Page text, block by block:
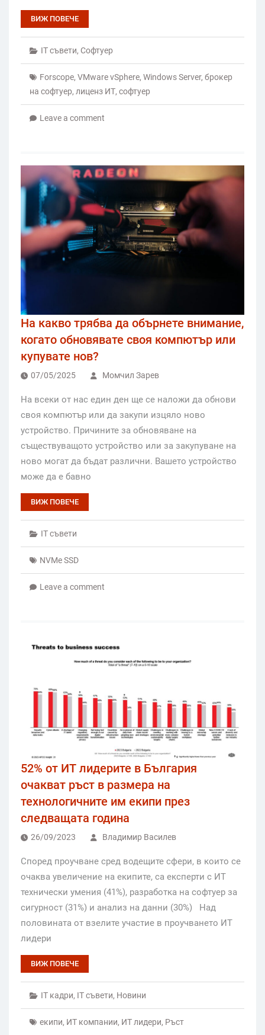
ВИЖ ПОВЕЧЕ
IT съвети, Софтуер
Forscope, VMware vSphere, Windows Server, брокер
на софтуер, лиценз ИТ, софтуер
Leave a comment
На какво трябва да обърнете внимание,
когато обновявате своя компютър или
купувате нов?
07/05/2025 Момчил Зарев
На всеки от нас един ден ще се наложи да обнови
своя компютър или да закупи изцяло ново
устройство. Причините за обновяване на
съществуващото устройство или за закупуване на
ново могат да бъдат различни. Вашето устройство
може да е бавно
ВИЖ ПОВЕЧЕ
IT съвети
NVMe SSD
Leave a comment
52% от ИТ лидерите в България
очакват ръст в размера на
технологичните им екипи през
следващата година
26/09/2023 Владимир Василев
Според проучване сред водещите сфери, в които се
очаква увеличение на екипите, са експерти с ИТ
технически умения (41%), разработка на софтуер за
сигурност (31%) и анализ на данни (30%) Над
половината от взелите участие в проучването ИТ
лидери
ВИЖ ПОВЕЧЕ
IT кадри, IT съвети, Новини
екипи, ИТ компании, ИТ лидери, Ръст